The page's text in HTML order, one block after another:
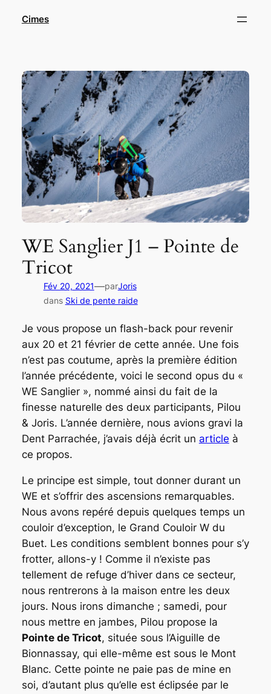
Cimes
WE Sanglier J1 – Pointe de
Tricot
Fév 20, 2021—parJoris
dans Ski de pente raide
Je vous propose un flash-back pour revenir
aux 20 et 21 février de cette année. Une fois
n’est pas coutume, après la première édition
l’année précédente, voici le second opus du «
WE Sanglier », nommé ainsi du fait de la
finesse naturelle des deux participants, Pilou
& Joris. L’année dernière, nous avions gravi la
Dent Parrachée, j’avais déjà écrit un article à
ce propos.
Le principe est simple, tout donner durant un
WE et s’offrir des ascensions remarquables.
Nous avons repéré depuis quelques temps un
couloir d’exception, le Grand Couloir W du
Buet. Les conditions semblent bonnes pour s’y
frotter, allons-y ! Comme il n’existe pas
tellement de refuge d’hiver dans ce secteur,
nous rentrerons à la maison entre les deux
jours. Nous irons dimanche ; samedi, pour
nous mettre en jambes, Pilou propose la
Pointe de Tricot, située sous l’Aiguille de
Bionnassay, qui elle-même est sous le Mont
Blanc. Cette pointe ne paie pas de mine en
soi, d’autant plus qu’elle est éclipsée par le